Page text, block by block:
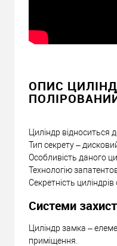
ОПИС
Циліндр відноситься
Тип секрету –
Особливість даного
Технологію
Секретність
Системи
Циліндр замка –
приміщення.